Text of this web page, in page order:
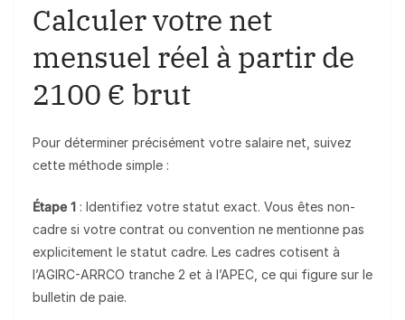
Calculer votre net
mensuel réel à partir de
2100 € brut
Pour déterminer précisément votre salaire net, suivez
cette méthode simple :
Étape 1 : Identifiez votre statut exact. Vous êtes non-
cadre si votre contrat ou convention ne mentionne pas
explicitement le statut cadre. Les cadres cotisent à
l’AGIRC-ARRCO tranche 2 et à l’APEC, ce qui figure sur le
bulletin de paie.